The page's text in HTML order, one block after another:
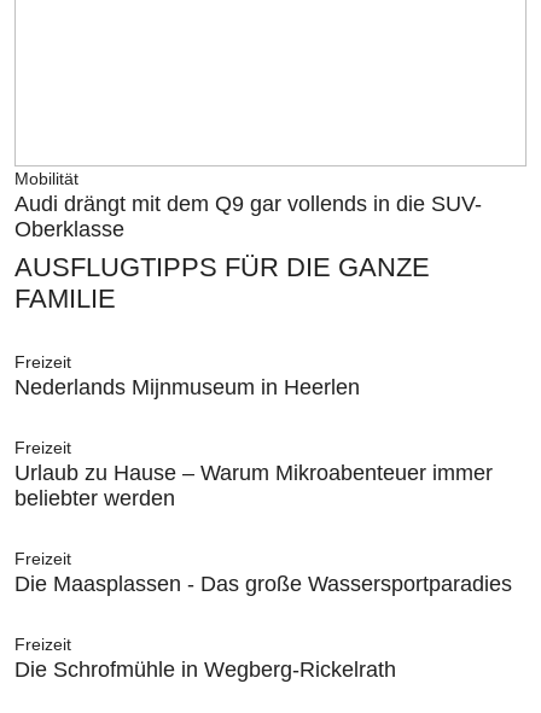
Mobilität
Audi drängt mit dem Q9 gar vollends in die SUV-
Oberklasse
AUSFLUGTIPPS FÜR DIE GANZE
FAMILIE
Freizeit
Nederlands Mijnmuseum in Heerlen
Freizeit
Urlaub zu Hause – Warum Mikroabenteuer immer
beliebter werden
Freizeit
Die Maasplassen - Das große Wassersportparadies
Freizeit
Die Schrofmühle in Wegberg-Rickelrath